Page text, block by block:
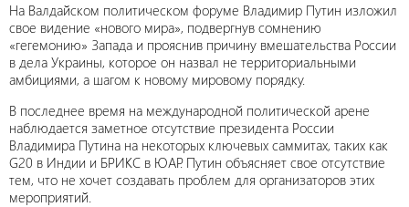
На Валдайском политическом форуме Владимир Путин изложил
свое видение «нового мира», подвергнув сомнению
«гегемонию» Запада и прояснив причину вмешательства России
в дела Украины, которое он назвал не территориальными
амбициями, а шагом к новому мировому порядку.
В последнее время на международной политической арене
наблюдается заметное отсутствие президента России
Владимира Путина на некоторых ключевых саммитах, таких как
G20 в Индии и БРИКС в ЮАР. Путин объясняет свое отсутствие
тем, что не хочет создавать проблем для организаторов этих
мероприятий.